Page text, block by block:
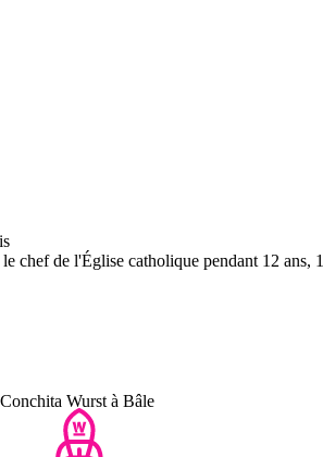
chef de l'Église catholique pendant 12 ans, 1
Wurst à Bâle